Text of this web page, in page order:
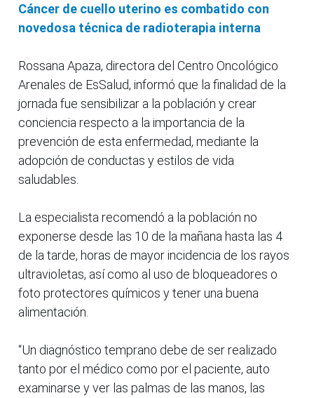
Cáncer de cuello uterino es combatido con
novedosa técnica de radioterapia interna
Rossana Apaza, directora del Centro Oncológico
Arenales de EsSalud, informó que la finalidad de la
jornada fue sensibilizar a la población y crear
conciencia respecto a la importancia de la
prevención de esta enfermedad, mediante la
adopción de conductas y estilos de vida
saludables.
La especialista recomendó a la población no
exponerse desde las 10 de la mañana hasta las 4
de la tarde, horas de mayor incidencia de los rayos
ultravioletas, así como al uso de bloqueadores o
foto protectores químicos y tener una buena
alimentación.
“Un diagnóstico temprano debe de ser realizado
tanto por el médico como por el paciente, auto
examinarse y ver las palmas de las manos, las